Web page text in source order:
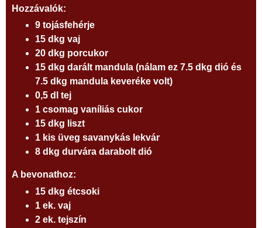
Hozzávalók:
9 tojásfehérje
15 dkg vaj
20 dkg porcukor
15 dkg darált mandula (nálam ez 7.5 dkg dió és
7.5 dkg mandula keveréke volt)
0,5 dl tej
1 csomag vaníliás cukor
15 dkg liszt
1 kis üveg savanykás lekvár
8 dkg durvára darabolt dió
A bevonathoz:
15 dkg étcsoki
1 ek. vaj
2 ek. tejszín